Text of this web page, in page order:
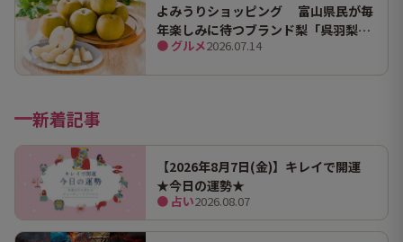
よみうりショッピング 富山県民が毎
年楽しみに待つブランド梨「呉羽梨
（幸水）」限定100箱を特別販売！
● グルメ2026.07.14
新着記事
【2026年8月7日(金)】キレイで開運
★今日の運勢★
● 占い2026.08.07